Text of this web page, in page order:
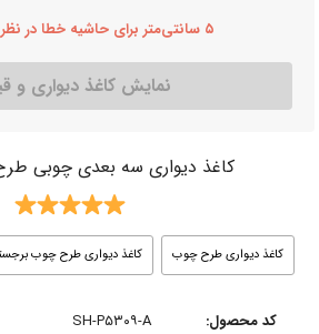
۵ سانتی‌متر برای حاشیه خطا در نظر بگیرید.
نمایش کاغذ دیواری و
کاغذ دیواری سه بعدی چوبی
کاغذ دیواری طرح چوب کاغذ دیواری طرح چوب
کد محصول: SH-P۵۳۰۹-A